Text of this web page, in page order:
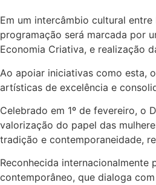
Em um intercâmbio cultural
programação será marcada por
Economia Criativa, e realização
Ao apoiar iniciativas como esta,
artísticas de excelência e
Celebrado em 1º de fevereiro, o
valorização do papel das
tradição e contemporaneidade,
Reconhecida
contemporâneo, que dialoga